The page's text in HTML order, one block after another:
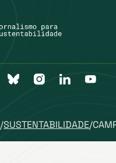
/SUSTENTABILIDADE/